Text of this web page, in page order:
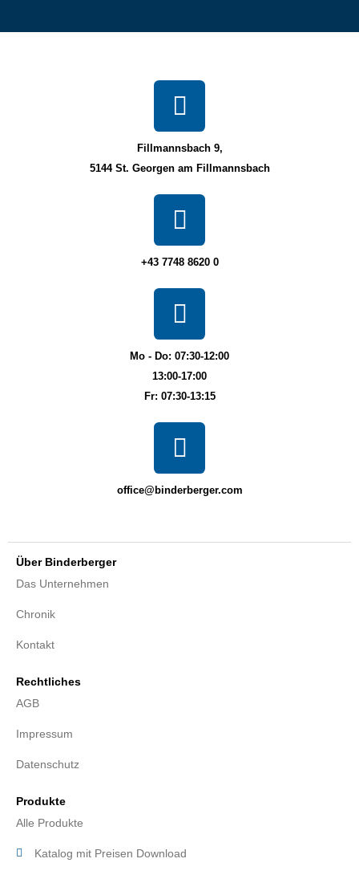
Fillmannsbach 9,
5144 St. Georgen am Fillmannsbach
+43 7748 8620 0
Mo - Do: 07:30-12:00
13:00-17:00
Fr: 07:30-13:15
office@binderberger.com
Über Binderberger
Das Unternehmen
Chronik
Kontakt
Rechtliches
AGB
Impressum
Datenschutz
Produkte
Alle Produkte
Katalog mit Preisen Download